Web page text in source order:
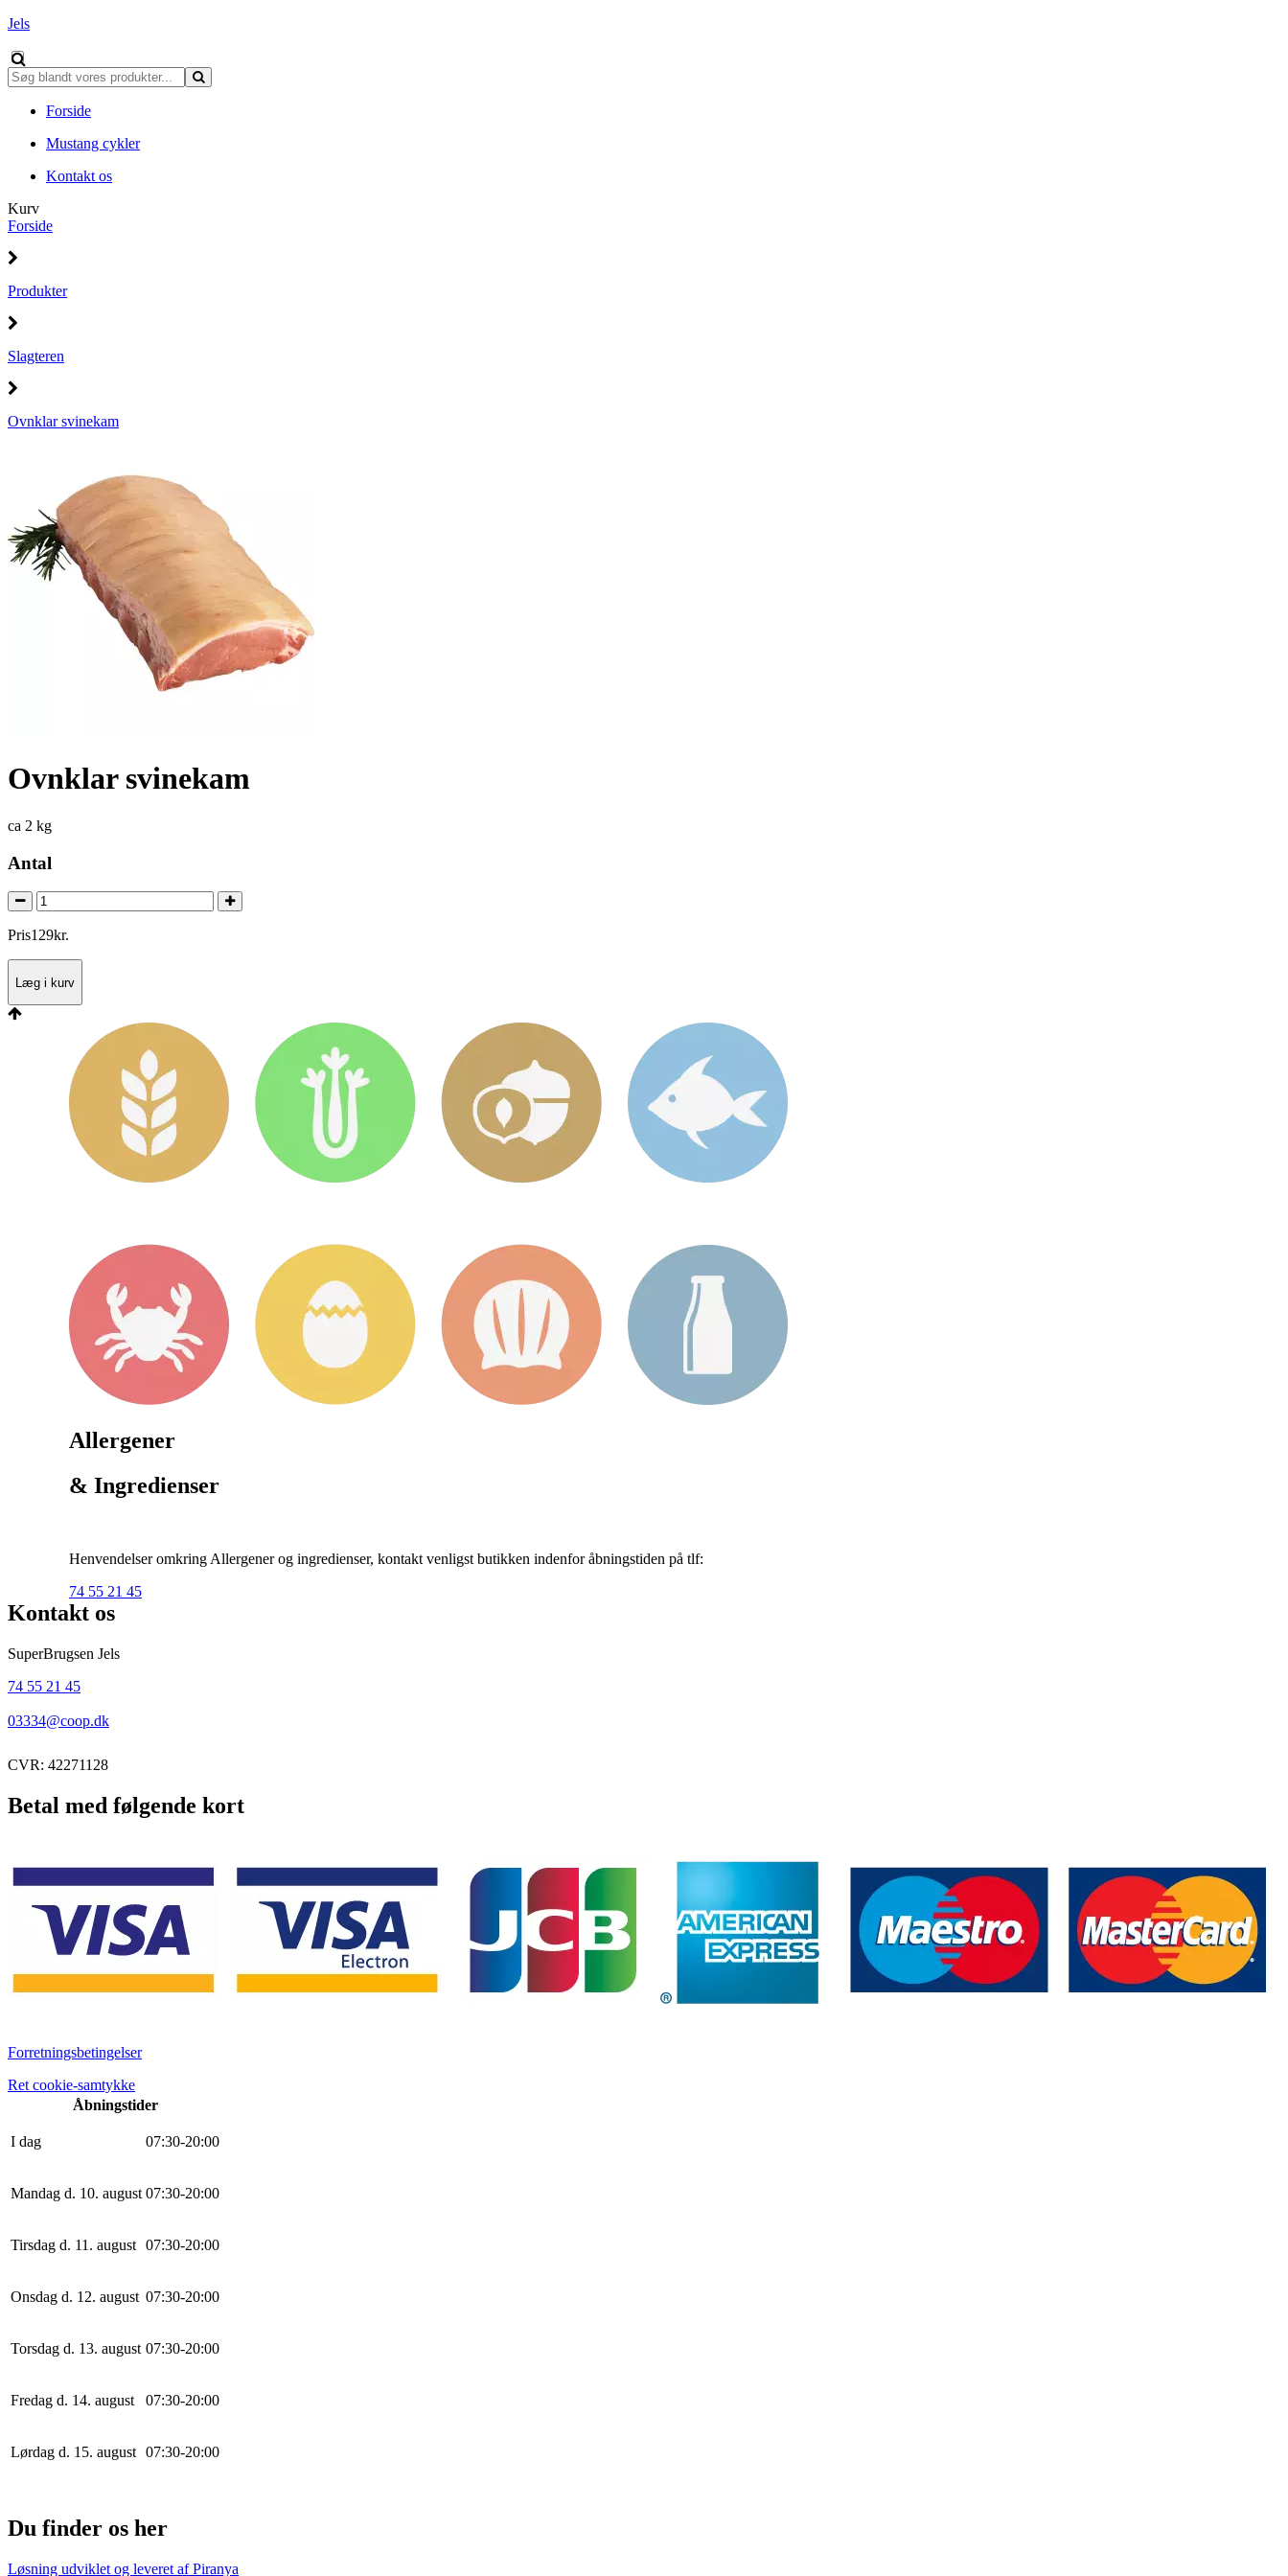
Jels
Forside
Mustang cykler
Kontakt os
Kurv
Forside
Produkter
Slagteren
Ovnklar svinekam
Ovnklar svinekam
ca 2 kg
Antal
Pris129kr.
Læg i kurv
Allergener
& Ingredienser
Henvendelser omkring Allergener og ingredienser, kontakt venligst butikken indenfor åbningstiden på tlf:
74 55 21 45
Kontakt os
SuperBrugsen Jels
74 55 21 45
03334@coop.dk
CVR: 42271128
Betal med følgende kort
Forretningsbetingelser
Ret cookie-samtykke
Åbningstider
I dag 07:30-20:00
Mandag d. 10. august 07:30-20:00
Tirsdag d. 11. august 07:30-20:00
Onsdag d. 12. august 07:30-20:00
Torsdag d. 13. august 07:30-20:00
Fredag d. 14. august 07:30-20:00
Lørdag d. 15. august 07:30-20:00
Du finder os her
Løsning udviklet og leveret afPiranya